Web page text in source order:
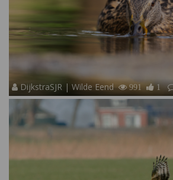
DijkstraSJR | Wilde Eend 991 1